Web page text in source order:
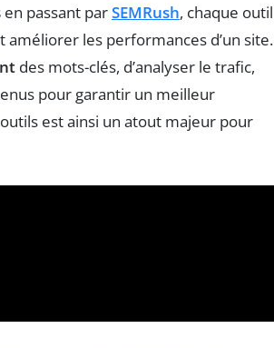
en passant parSEMRush, chaque outil
les performances d’un site.
des mots-clés, d’analyser le trafic,
pour garantir un meilleur
est ainsi un atout majeur pour